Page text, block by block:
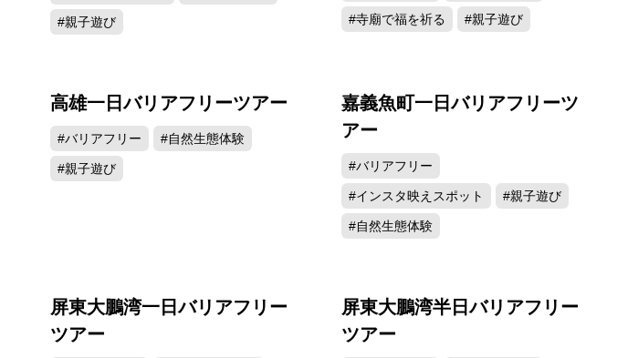
#親子遊び #寺廟で福を祈る #親子遊び
高雄一日バリアフリーツアー
#バリアフリー #自然生態体験
#親子遊び
嘉義魚町一日バリアフリーツ
アー
#バリアフリー
#インスタ映えスポット #親子遊び
#自然生態体験
屏東大鵬湾一日バリアフリー
ツアー
屏東大鵬湾半日バリアフリー
ツアー